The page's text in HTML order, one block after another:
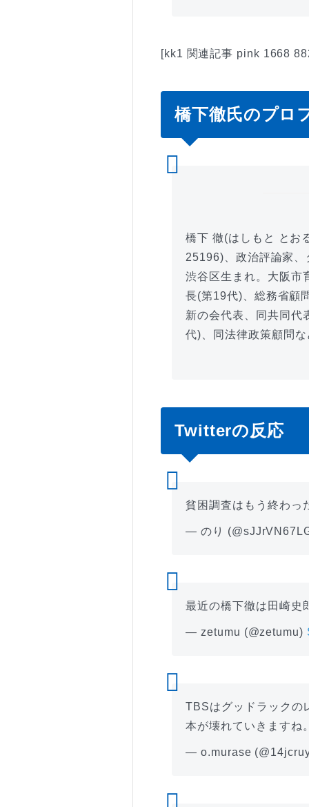
[kk1 関連記事 pink 1668
橋下徹氏のプロ
橋下 徹(はしもと とお
25196)、政治評論家
渋谷区生まれ。大阪市
長(第19代)、総務省顧
新の会代表、同共同代
代)、同法律政策顧問
Twitterの反応
貧困調査はもう終わっ
— のり
最近の橋下徹は田崎史
— zetumu (@zetumu)
TBSはグッドラックの
本が壊れていきますね
— o.murase